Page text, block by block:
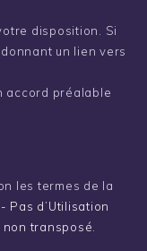
disposition. Si
un lien vers
accord préalable
les termes de la
Pas d’Utilisation
non transposé